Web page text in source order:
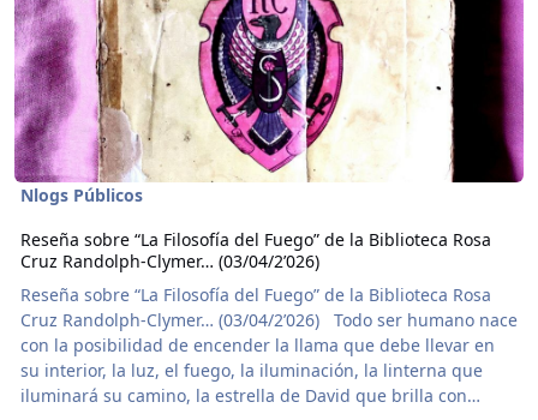
Nlogs Públicos
Reseña sobre “La Filosofía del Fuego” de la Biblioteca Rosa
Cruz Randolph-Clymer… (03/04/2’026)
Reseña sobre “La Filosofía del Fuego” de la Biblioteca Rosa
Cruz Randolph-Clymer… (03/04/2’026) Todo ser humano nace
con la posibilidad de encender la llama que debe llevar en
su interior, la luz, el fuego, la iluminación, la linterna que
iluminará su camino, la estrella de David que brilla con